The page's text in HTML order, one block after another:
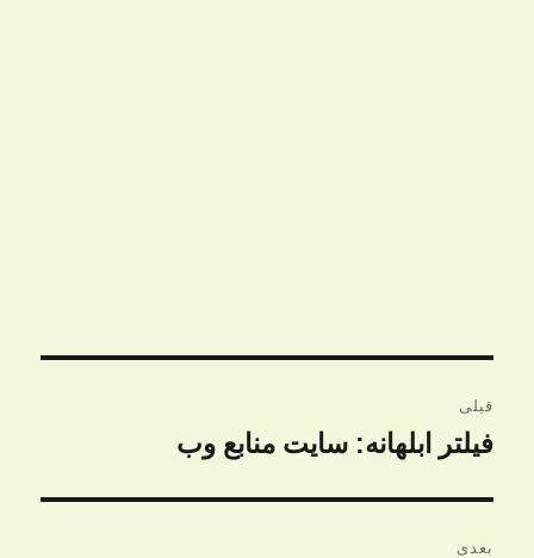
نوشته
قبلی
نوشته
فیلتر ابلهانه: سایت منابع وب
بعدی